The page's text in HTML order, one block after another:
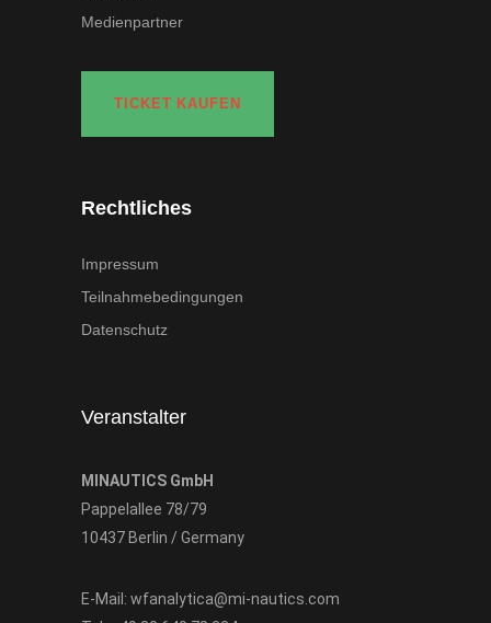
Medienpartner
TICKET KAUFEN
Rechtliches
Impressum
Teilnahmebedingungen
Datenschutz
Veranstalter
MINAUTICS GmbH
Pappelallee 78/79
10437 Berlin / Germany
E-Mail: wfanalytica@mi-nautics.com